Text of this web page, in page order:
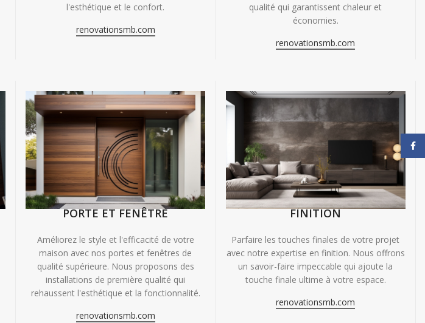
l'esthétique et le confort.
renovationsmb.com
qualité qui garantissent chaleur et
économies.
renovationsmb.com
PORTE ET FENÊTRE
Améliorez le style et l'efficacité de votre
maison avec nos portes et fenêtres de
qualité supérieure. Nous proposons des
installations de première qualité qui
rehaussent l'esthétique et la fonctionnalité.
renovationsmb.com
FINITION
Parfaire les touches finales de votre projet
avec notre expertise en finition. Nous offrons
un savoir-faire impeccable qui ajoute la
touche finale ultime à votre espace.
renovationsmb.com